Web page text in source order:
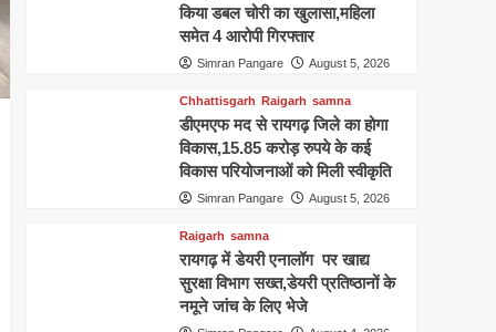
किया डबल चोरी का खुलासा,महिला
समेत 4 आरोपी गिरफ्तार
Simran Pangare August 5, 2026
Chhattisgarh Raigarh samna
डीएमएफ मद से रायगढ़ जिले का होगा
विकास,15.85 करोड़ रुपये के कई
विकास परियोजनाओं को मिली स्वीकृति
Simran Pangare August 5, 2026
Raigarh samna
रायगढ़ में डेयरी एनालॉग पर खाद्य
सुरक्षा विभाग सख्त,डेयरी प्रतिष्ठानों के
नमूने जांच के लिए भेजे